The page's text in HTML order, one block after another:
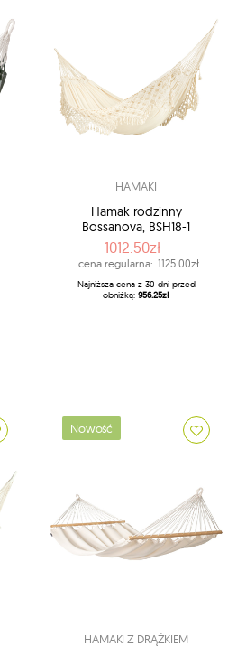
HAMAKI
Hamak rodzinny
Bossanova, BSH18-1
1012.50zł
cena regularna: 1125.00zł
Najniższa cena z 30 dni przed
obniżką: 956.25zł
Nowość
HAMAKI Z DRĄŻKIEM